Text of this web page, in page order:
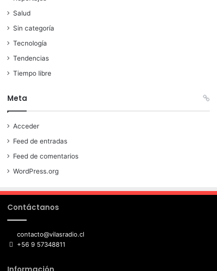
Salud
Sin categoría
Tecnología
Tendencias
Tiempo libre
Meta
Acceder
Feed de entradas
Feed de comentarios
WordPress.org
Contáctanos
contacto@vilasradio.cl
+56 9 57348811